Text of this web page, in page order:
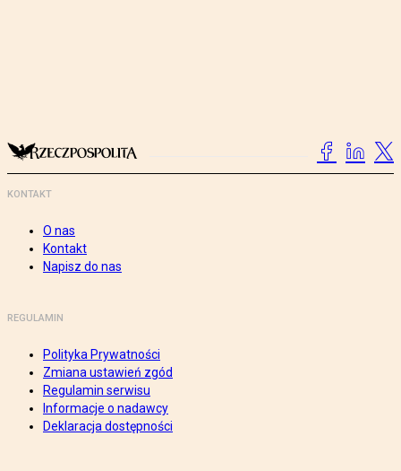
KONTAKT
O nas
Kontakt
Napisz do nas
REGULAMIN
Polityka Prywatności
Zmiana ustawień zgód
Regulamin serwisu
Informacje o nadawcy
Deklaracja dostępności